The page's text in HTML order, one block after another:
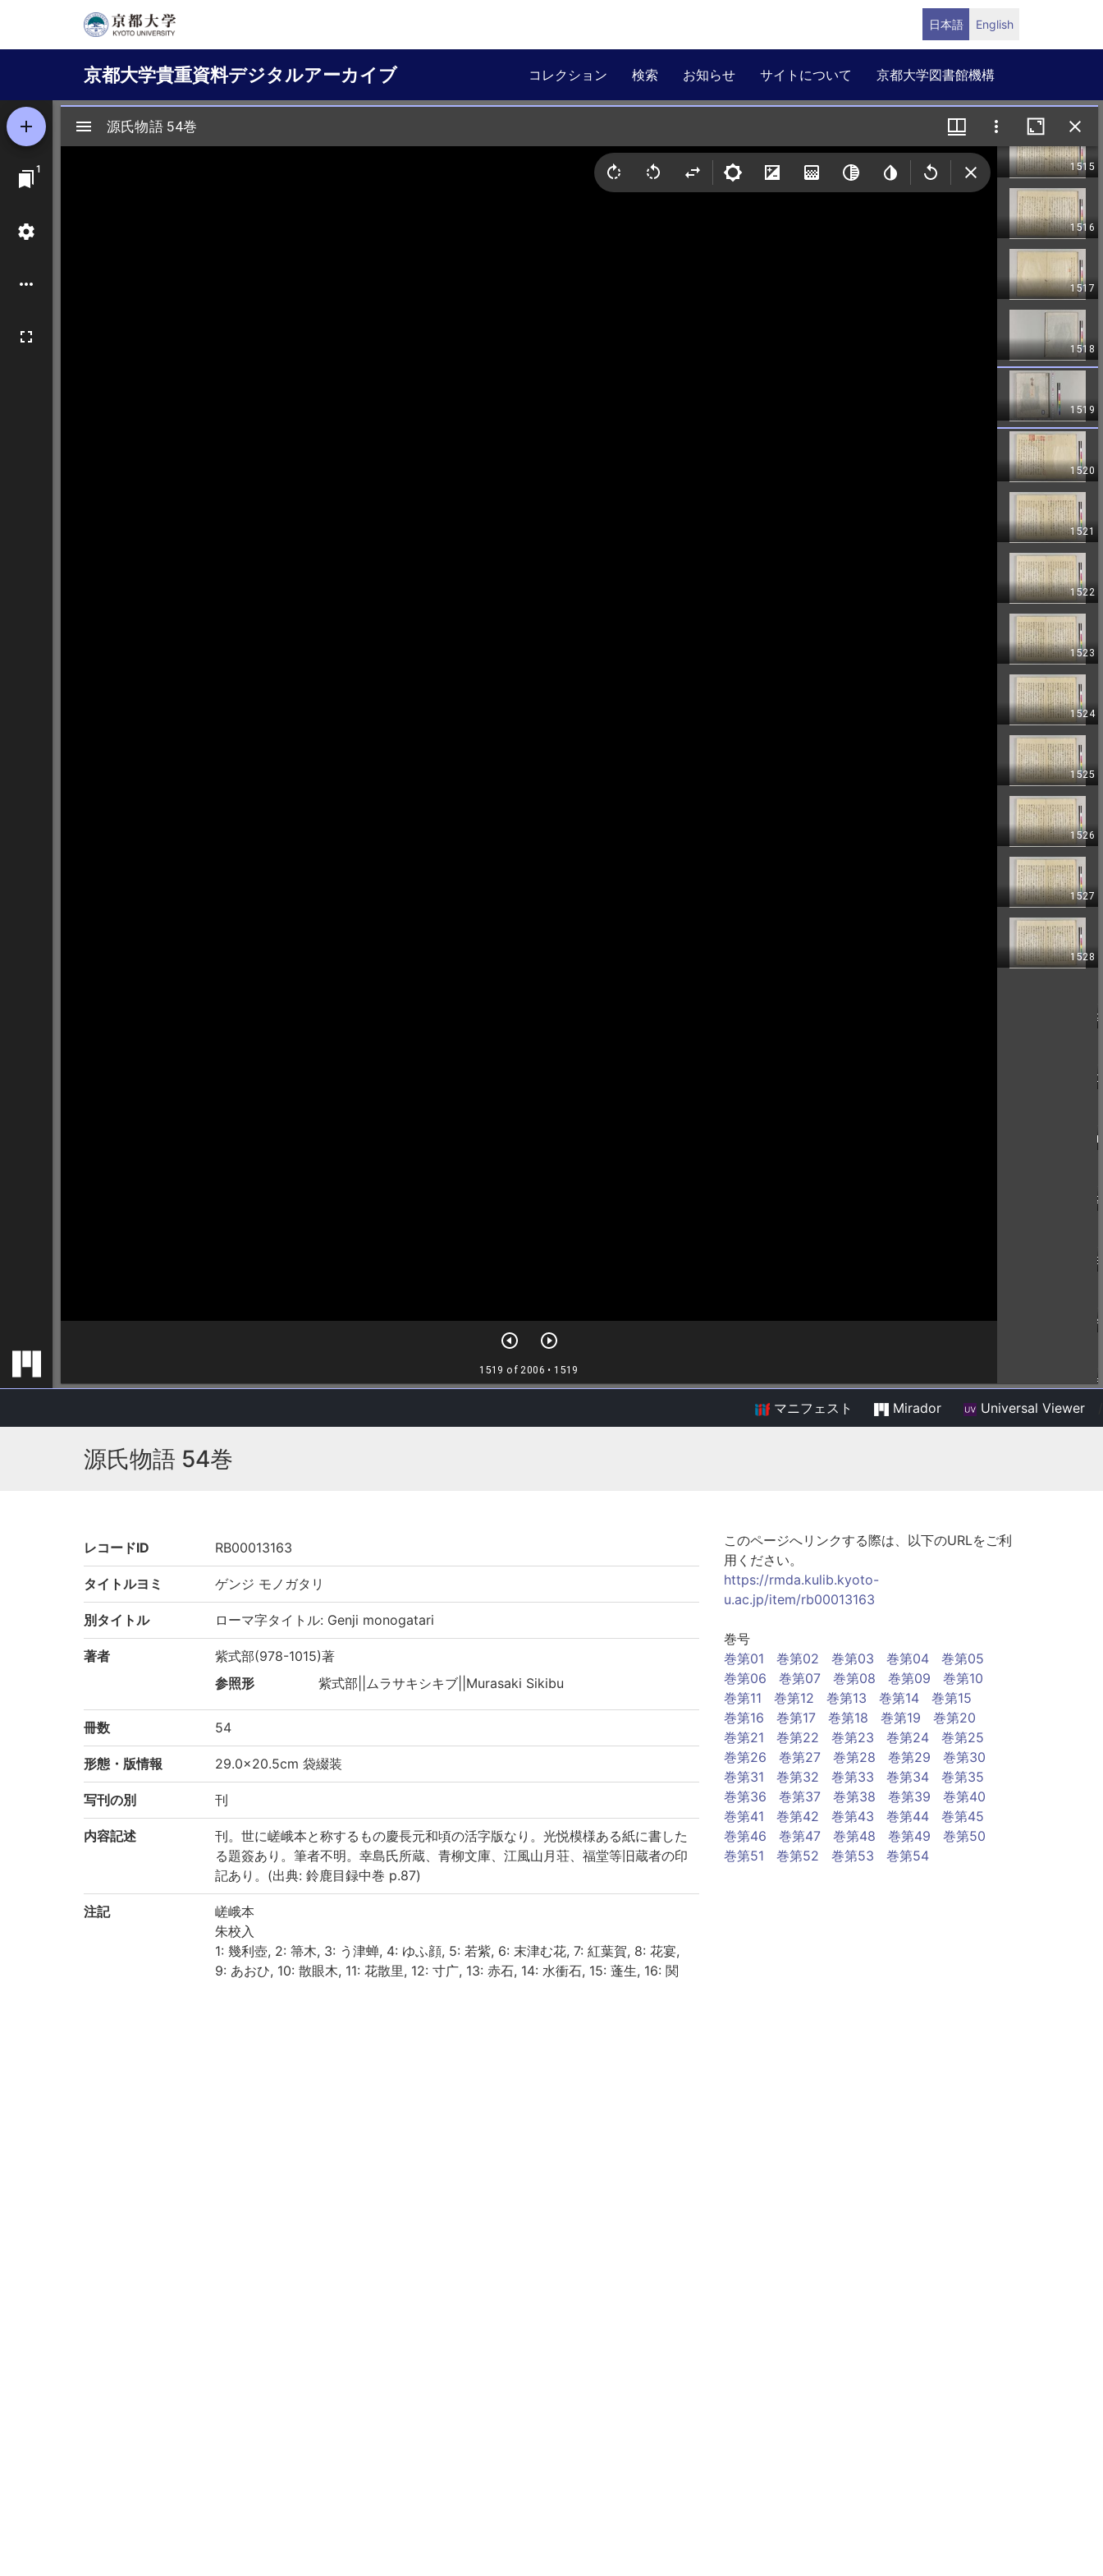
ン
テ
ン
日本語 English
京都大学貴重資料デジタルアーカイブ
Main
navigation
コレクション 検索 お知らせ サイトについて 京都大学図書館機構
マニフェスト Mirador Universal Viewer
源氏物語 54巻
レコードID RB00013163
タイトルヨミ ゲンジ モノガタリ
別タイトル ローマ字タイトル: Genji monogatari
著者
紫式部(978-1015)著
参照形
紫式部||ムラサキシキブ||Murasaki Sikibu
冊数 54
形態・版情報 29.0×20.5cm 袋綴装
写刊の別 刊
内容記述
刊。世に嵯峨本と称するもの慶長元和頃の活字版なり。光悦模様ある紙に書した
る題簽あり。筆者不明。幸島氏所蔵、青柳文庫、江風山月荘、福堂等旧蔵者の印
記あり。(出典: 鈴鹿目録中巻 p.87)
注記
嵯峨本
朱校入
1: 幾利壺, 2: 箒木, 3: う津蝉, 4: ゆふ顔, 5: 若紫, 6: 末津む花, 7: 紅葉賀, 8: 花宴,
9: あおひ, 10: 散眼木, 11: 花散里, 12: 寸广, 13: 赤石, 14: 水衝石, 15: 蓬生, 16: 関
このページへリンクする際は、以下のURLをご利
用ください。
https://rmda.kulib.kyoto-
u.ac.jp/item/rb00013163
巻号
巻第01
巻第02 巻第03 巻第04
巻第05
巻第06
巻第07 巻第08 巻第09
巻第10
巻第11
巻第12 巻第13 巻第14
巻第15
巻第16
巻第17 巻第18 巻第19
巻第20
巻第21
巻第22 巻第23 巻第24
巻第25
巻第26
巻第27 巻第28 巻第29
巻第30
巻第31
巻第32 巻第33 巻第34
巻第35
巻第36
巻第37 巻第38 巻第39
巻第40
巻第41
巻第42 巻第43 巻第44
巻第45
巻第46
巻第47 巻第48 巻第49
巻第50
巻第51
巻第52 巻第53 巻第54